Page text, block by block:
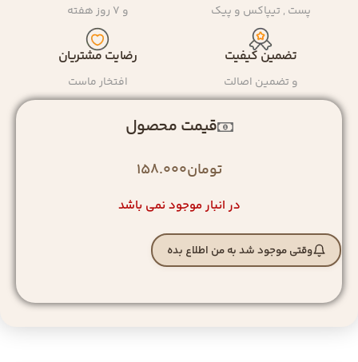
پست , تیپاکس و پیک و ۷ روز هفته
تضمین کیفیت
و تضمین اصالت
رضایت مشتریان
افتخار ماست
قیمت محصول
تومان158.000
در انبار موجود نمی باشد
وقتی موجود شد به من اطلاع بده